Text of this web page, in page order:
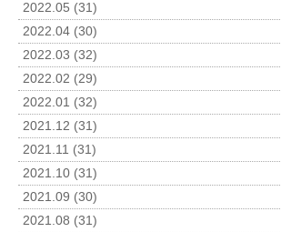
2022.05 (31)
2022.04 (30)
2022.03 (32)
2022.02 (29)
2022.01 (32)
2021.12 (31)
2021.11 (31)
2021.10 (31)
2021.09 (30)
2021.08 (31)